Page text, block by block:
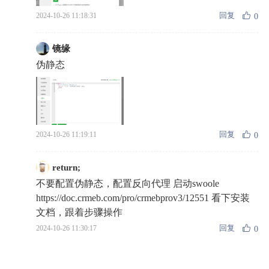
2024-10-26 11:18:31 回复 0
镜缘
伪静态
2024-10-26 11:19:11 回复 0
return;
不要配置伪静态，配置反向代理 启动swoole
https://doc.crmeb.com/pro/crmebprov3/12551 看下安装
文档，跟着步骤操作
2024-10-26 11:30:17 回复 0